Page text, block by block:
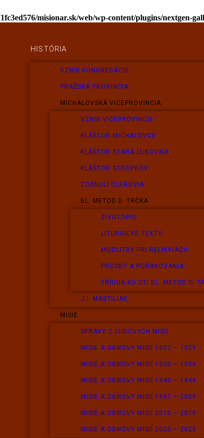
misionar.sk/web/wp-content/plugins/nextgen-
HISTÓRIA
VZNIK KONGREGÁCIE
PRAŽSKÁ PROVINCIA
MICHALOVSKÁ VICEPROVINCIA
VZNIK VICEPROVINCIE
KLÁŠTOR MICHALOVCE
KLÁŠTOR STARÁ ĽUBOVŇA
KLÁŠTOR STROPKOV
ZOSNULÍ ČLENOVIA
BL. METOD D. TRČKA
ŽIVOTOPIS
LITURGICKÉ TEXTY
MODLITBY PRI RELIKVIÁCH
PROSBY A POĎAKOVANIA
TRÍDUÁ KU CTI BL. METOD D.
J.I. MASTILIAK
MISIE
SPRÁVY Z ĽUDOVÝCH MISIÍ
MISIE A OBNOVY MISIÍ 1922 – 1929
MISIE A OBNOVY MISIÍ 1930 – 1939
MISIE A OBNOVY MISIÍ 1940 – 1949
MISIE A OBNOVY MISIÍ 1997 – 2009
MISIE A OBNOVY MISIÍ 2010 – 2019
MISIE A OBNOVY MISIÍ 2020 – 2025